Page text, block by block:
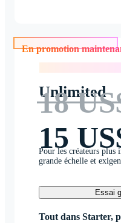
En promotion maintenant !
Unlimited
18
15
Pour les créateurs plus
grande échelle et
Essai
Tout dans Starter,